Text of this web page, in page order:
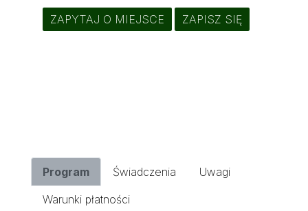
ZAPYTAJ O MIEJSCE ZAPISZ SIĘ
Program Świadczenia
Uwagi
Warunki płatności